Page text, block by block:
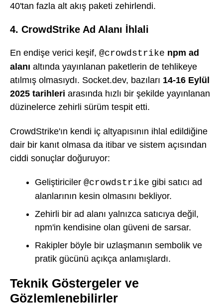
40'tan fazla alt akış paketi zehirlendi.
4. CrowdStrike Ad Alanı İhlali
En endişe verici keşif, @crowdstrike npm ad
alanı altında yayınlanan paketlerin de tehlikeye
atılmış olmasıydı. Socket.dev, bazıları 14-16 Eylül
2025 tarihleri arasında hızlı bir şekilde yayınlanan
düzinelerce zehirli sürüm tespit etti.
CrowdStrike'ın kendi iç altyapısının ihlal edildiğine
dair bir kanıt olmasa da itibar ve sistem açısından
ciddi sonuçlar doğuruyor:
Geliştiriciler @crowdstrike gibi satıcı ad
alanlarının kesin olmasını bekliyor.
Zehirli bir ad alanı yalnızca satıcıya değil,
npm'in kendisine olan güveni de sarsar.
Rakipler böyle bir uzlaşmanın sembolik ve
pratik gücünü açıkça anlamışlardı.
Teknik Göstergeler ve
Gözlemlenebilirler